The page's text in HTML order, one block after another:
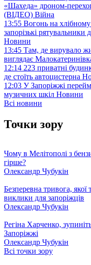
«Шахеда» дроном-
(ВІДЕО) Війна
13:55 Вогонь на
запорізькі
Новини
13:45 Там, де вирувало
виглядає
12:14 223 приватні
де стоїть автоцистерна
12:03 У Запоріжжі
музичних шкіл Новини
Всі новини
Точки зору
Чому в Мелітополі з
гірше?
Олександр Чубукін
Безперевна тривога,
виклики для запоріжців
Олександр Чубукін
Регіна Харченко,
Запоріжжі
Олександр Чубукін
Всі точки зору